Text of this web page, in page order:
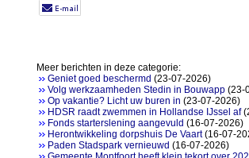
Meer berichten in deze categorie:
Geniet goed beschermd (23-07-2026)
Volg werkzaamheden Stedin in Bouwapp(23-
Op vakantie? Licht uw buren in (23-07-2026)
HDSR raadt zwemmen in Hollandse IJssel af
Fonds starterslening aangevuld (16-07-2026)
Herontwikkeling dorpshuis De Vaart(16-07-
Paden Stadspark vernieuwd (16-07-2026)